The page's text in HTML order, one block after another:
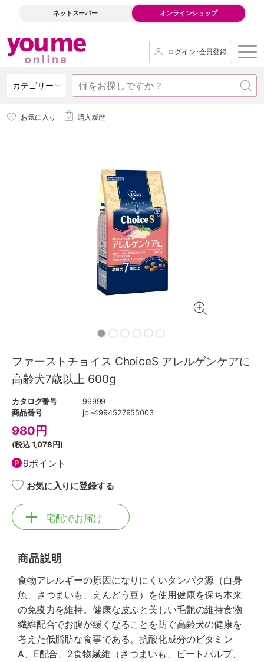
ネットスーパー オンラインショップ
ログイン･会員登録
カテゴリー
お気に入り 購入履歴
ファーストチョイス ChoiceS アレルゲンケアに
高齢犬7歳以上 600g
カタログ番号
99999
商品番号
jpl-4994527955003
980 円
(税込1,078円)
9ポイント
お気に入りに登録する
宅配でお届け
商品説明
食物アレルギーの原因になりにくいタンパク源（白身
魚、さつまいも、えんどう豆）を使用健康を保ち本来
の免疫力を維持。健康な皮ふと美しい毛艶の維持食物
繊維配合でお腹が緩くなることを防ぐ高齢犬の健康を
考えた低脂肪な食事である。抗酸化成分のビタミン
A、E配合、2食物繊維（さつまいも、ビートパルプ、